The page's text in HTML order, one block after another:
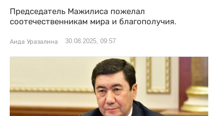
Председатель Мажилиса пожелал
соотечественникам мира и благополучия.
Аида Уразалина 30.08.2025, 09:57